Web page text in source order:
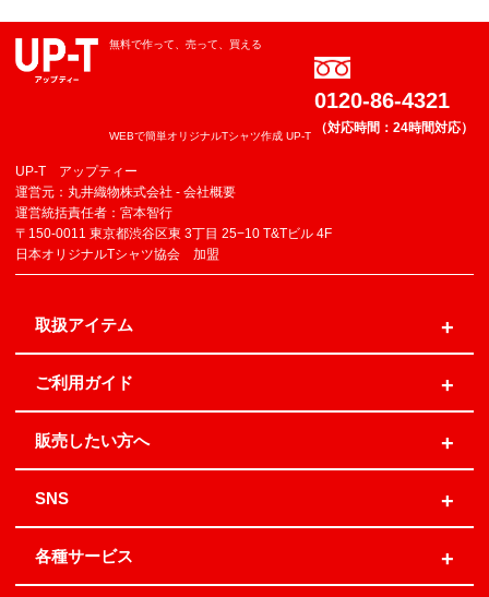
無料で作って、売って、買える
WEBで簡単オリジナルTシャツ作成 UP-T
0120-86-4321
（対応時間：24時間対応）
UP-T アップティー
運営元：丸井織物株式会社 - 会社概要
運営統括責任者：宮本智行
〒150-0011 東京都渋谷区東 3丁目 25−10 T&Tビル 4F
日本オリジナルTシャツ協会 加盟
取扱アイテム
ご利用ガイド
販売したい方へ
SNS
各種サービス